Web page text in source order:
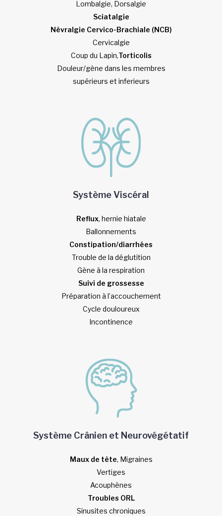
Lombalgie, Dorsalgie
Sciatalgie
Névralgie Cervico-Brachiale (NCB)
Cervicalgie
Coup du Lapin,Torticolis
Douleur/gène dans les membres
supérieurs et inferieurs
Système Viscéral
Reflux, hernie hiatale
Ballonnements
Constipation/diarrhées
Trouble de la déglutition
Gène à la respiration
Suivi de grossesse
Préparation à l’accouchement
Cycle douloureux
Incontinence
Système Crânien et Neurovégétatif
Maux de tête, Migraines
Vertiges
Acouphènes
Troubles ORL
Sinusites chroniques